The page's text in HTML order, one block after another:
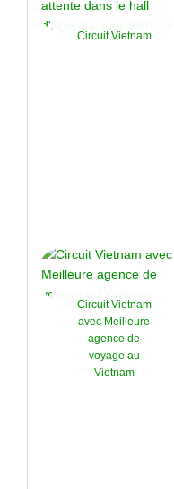
Circuit Vietnam
Circuit Vietnam
avec Meilleure
agence de
voyage au
Vietnam